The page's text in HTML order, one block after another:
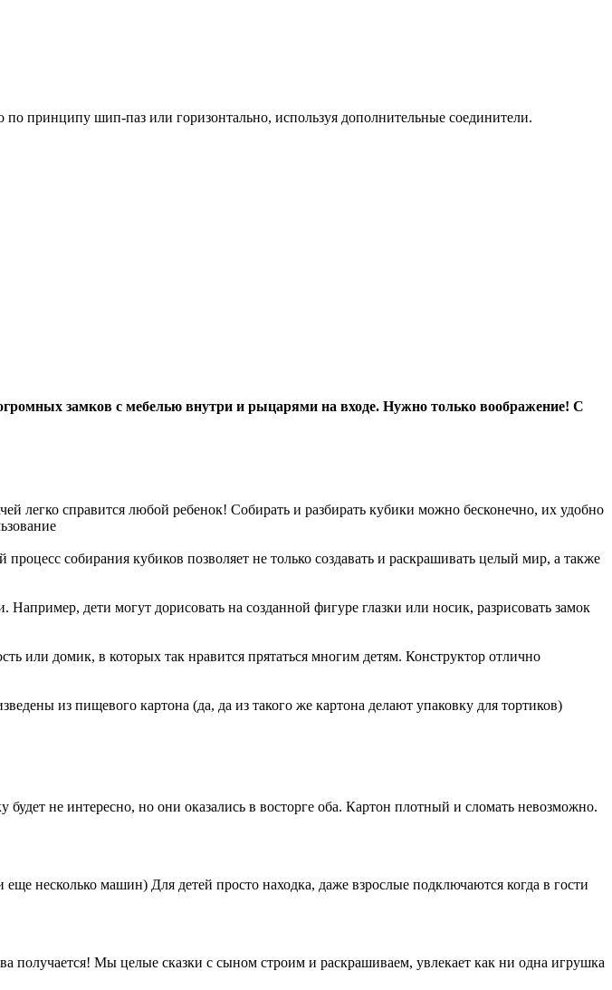
принципу шип-паз или горизонтально, используя дополнительные соединители.
замков с мебелью внутри и рыцарями на входе. Нужно только воображение! С
легко справится любой ребенок! Собирать и разбирать кубики можно бесконечно, их удобно
собирания кубиков позволяет не только создавать и раскрашивать целый мир, а также
дети могут дорисовать на созданной фигуре глазки или носик, разрисовать замок
или домик, в которых так нравится прятаться многим детям. Конструктор отлично
из пищевого картона (да, да из такого же картона делают упаковку для тортиков)
не интересно, но они оказались в восторге оба. Картон плотный и сломать невозможно.
несколько машин) Для детей просто находка, даже взрослые подключаются когда в гости
получается! Мы целые сказки с сыном строим и раскрашиваем, увлекает как ни одна игрушка